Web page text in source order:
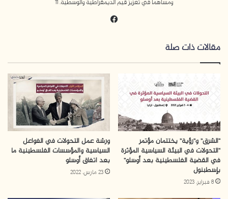
ومساهماً في تعزيز قيم الديمقراطية والوسطية. 11
مقالات ذات صلة
“الشرق” و”رؤية” يختتمان مؤتمر
“التحولات في البيئة السياسية المؤثرة
في القضية الفلسطينية بعد أوسلو”
بإسطبنول
8 فبراير، 2023
ورشة عمل التحولات في الفواعل
السياسية والمؤسسات الفلسطينية ما
بعد اتفاق أوسلو
23 مارس، 2022